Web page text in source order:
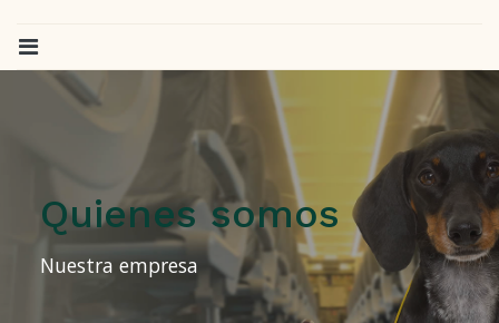
Quienes somos
Nuestra empresa